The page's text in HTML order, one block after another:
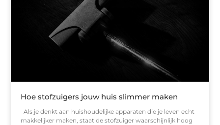
Hoe stofzuigers jouw huis slimmer maken
Als je denkt aan huishoudelijke apparaten die je leven echt
makkelijker maken, staat de stofzuiger waarschijnlijk hoog